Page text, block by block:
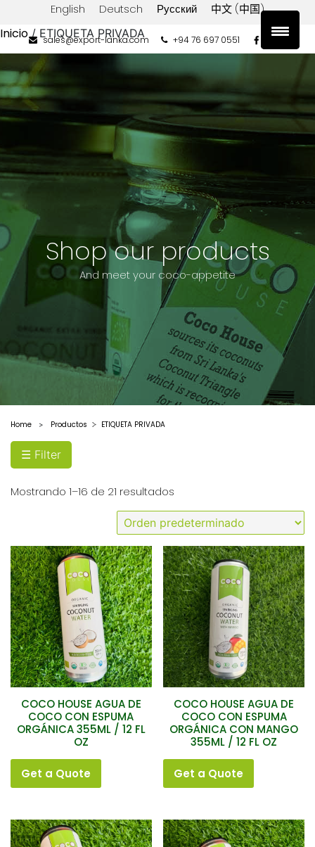
English Deutsch Русский 中文 (中国)
sales@export-lanka.com +94 76 697 0551
Inicio/ ETIQUETA PRIVADA
Shop our products
And meet your coco-appetite
Home > Productos ETIQUETA PRIVADA
Categorías
de
productos
Aceite
Agua
Coco
Azúcar
de
coco
Desecado
Harina
de
coco
Filtrar
por
Flour
Coconut
Milk
Coconut
Oil
Coconut
Sugar
Desiccated
Coconut
King
Water
Filtrar
☰ Filter
Mostrando 1–16 de 21 resultados
COCO HOUSE AGUA DE
COCO CON ESPUMA
ORGÁNICA 355ML / 12 FL
OZ
Get a Quote
COCO HOUSE AGUA DE
COCO CON ESPUMA
ORGÁNICA CON MANGO
355ML / 12 FL OZ
Get a Quote